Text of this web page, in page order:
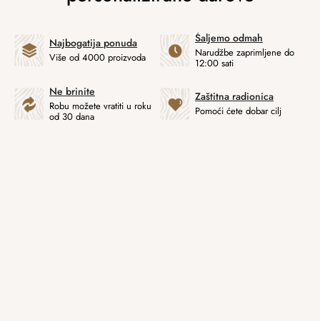
Najbogatija ponuda
Više od 4000 proizvoda
Šaljemo odmah
Narudžbe zaprimljene do
12:00 sati
Ne brinite
Robu možete vratiti u roku
od 30 dana
Zaštitna radionica
Pomoći ćete dobar cilj